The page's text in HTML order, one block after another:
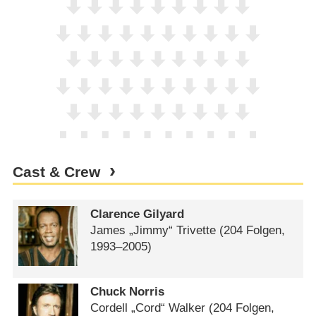
Cast & Crew
Clarence Gilyard
James „Jimmy“ Trivette (204 Folgen,
1993⁠–⁠2005)
Chuck Norris
Cordell „Cord“ Walker (204 Folgen,